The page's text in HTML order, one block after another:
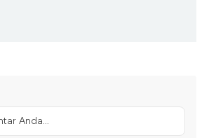
Anda...